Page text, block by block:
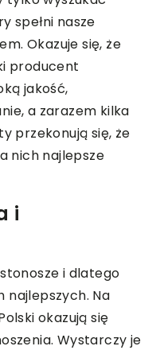
spełni nasze
Okazuje się, że
producent
jakość,
a zarazem kilka
przekonują się, że
nich najlepsze
i
i dlatego
najlepszych. Na
okazują się
Wystarczy je